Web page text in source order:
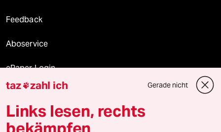
Feedback
Aboservice
ePaper Login
Downloads für Abonnierende
taz zahl ich Gerade nicht
Links lesen, rechts